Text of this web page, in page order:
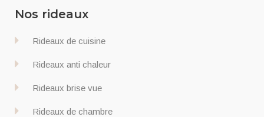
Nos rideaux
Rideaux de cuisine
Rideaux anti chaleur
Rideaux brise vue
Rideaux de chambre